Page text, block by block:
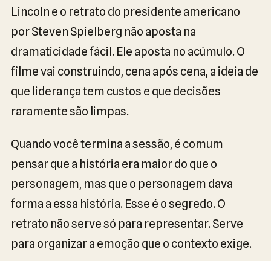
Lincoln e o retrato do presidente americano
por Steven Spielberg não aposta na
dramaticidade fácil. Ele aposta no acúmulo. O
filme vai construindo, cena após cena, a ideia de
que liderança tem custos e que decisões
raramente são limpas.
Quando você termina a sessão, é comum
pensar que a história era maior do que o
personagem, mas que o personagem dava
forma a essa história. Esse é o segredo. O
retrato não serve só para representar. Serve
para organizar a emoção que o contexto exige.